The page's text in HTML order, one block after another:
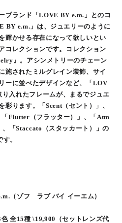
ブランド「LOVE BY e.m.」とのコ
BY e.m.」は、ジュエリーのように
輝かせる存在になって欲しいとい
コレクションです。コレクション
』。アシンメトリーのチェーン
施されたミルグレイン装飾、サイ
ーに並べたデザインなど、「LOV
入れたフレームが、まるでジュエ
彩ります。「Scent（セント）」、
「Flutter（フラッター）」、「Atm
「Staccato（スタッカート）」の
。
（ゾフ ラブ バイ イーエム）
色 全15種 \19,900（セットレンズ代